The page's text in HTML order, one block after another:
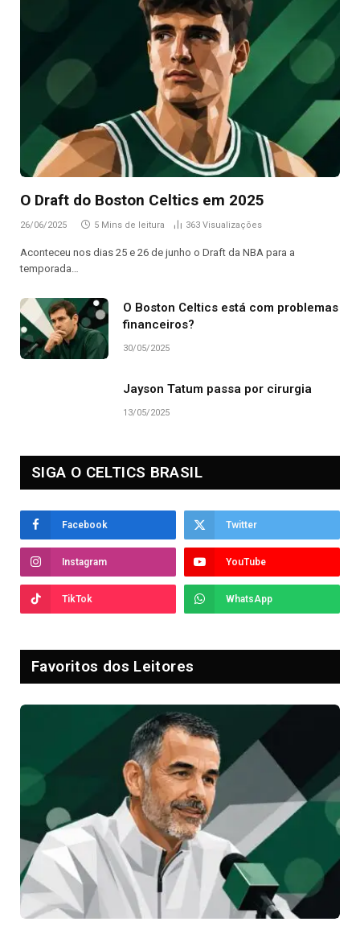
O Draft do Boston Celtics em 2025
26/06/2025 5 Mins de leitura 363 Visualizações
Aconteceu nos dias 25 e 26 de junho o Draft da NBA para a
temporada…
O Boston Celtics está com problemas
financeiros?
30/05/2025
Jayson Tatum passa por cirurgia
13/05/2025
SIGA O CELTICS BRASIL
Facebook Twitter
Instagram YouTube
TikTok WhatsApp
Favoritos dos Leitores